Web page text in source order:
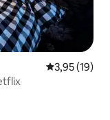
Średnia
3,95 (19)